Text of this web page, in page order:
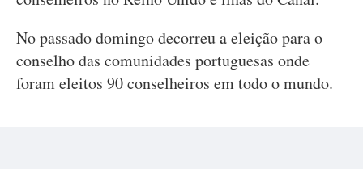
No passado domingo decorreu a eleição para o
conselho das comunidades portuguesas onde
foram eleitos 90 conselheiros em todo o mundo.